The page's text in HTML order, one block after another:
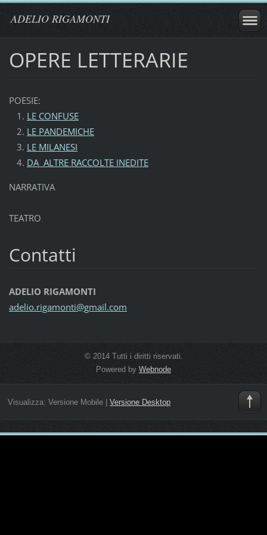
ADELIO RIGAMONTI
OPERE LETTERARIE
POESIE:
LE CONFUSE
LE PANDEMICHE
LE MILANESI
DA ALTRE RACCOLTE INEDITE
NARRATIVA
TEATRO
Contatti
ADELIO RIGAMONTI
adelio.rigamonti@gmail.com
© 2014 Tutti i diritti riservati.
Powered by Webnode
Visualizza: Versione Mobile| Versione Desktop